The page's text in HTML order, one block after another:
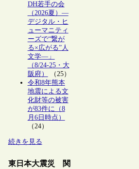
DH若手の会
（2026夏）―
デジタル・ヒ
ューマニティ
ーズで“繋が
る×広がる”人
文学―」
（8/24-25・大
阪府）
（25）
令和8年熊本
地震による文
化財等の被害
が83件に（8
月6日時点）
（24）
続きを見る
東日本大震災 関